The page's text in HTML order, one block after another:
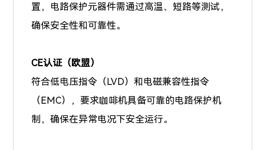
置，电路保护元器件需通过高温、短路等测试，
确保安全性和可靠性。
CE认证（欧盟）
符合低电压指令（LVD）和电磁兼容性指令
（EMC），要求咖啡机具备可靠的电路保护机
制，确保在异常电况下安全运行。